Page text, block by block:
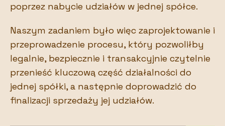
poprzez nabycie udziałów w jednej spółce.
Naszym zadaniem było więc zaprojektowanie i
przeprowadzenie procesu, który pozwoliłby
legalnie, bezpiecznie i transakcyjnie czytelnie
przenieść kluczową część działalności do
jednej spółki, a następnie doprowadzić do
finalizacji sprzedaży jej udziałów.